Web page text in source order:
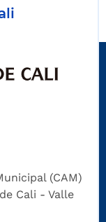
(CAM)
Cali - Valle